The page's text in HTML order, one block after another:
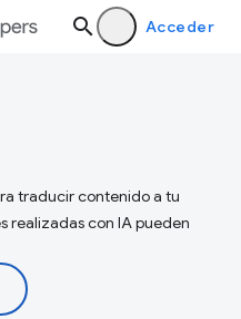
Acceder
traducir contenido a tu
realizadas con IA pueden